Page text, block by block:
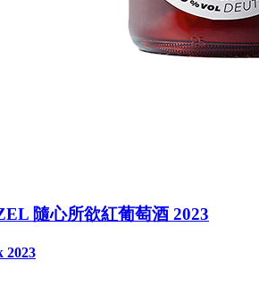
隨心所欲紅葡萄酒 2023
2023